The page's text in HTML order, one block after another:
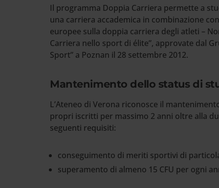
Il programma Doppia Carriera permette a
una carriera accademica in combinazione
europee sulla doppia carriera degli atleti –
Carriera nello sport di élite”, approvate dal
Sport” a Poznan il 28 settembre 2012.
Mantenimento dello status di
L’Ateneo di Verona riconosce il
propri iscritti per massimo 2 anni oltre alla
seguenti requisiti:
conseguimento di meriti sportivi di
superamento di almeno 15 CFU per ogni